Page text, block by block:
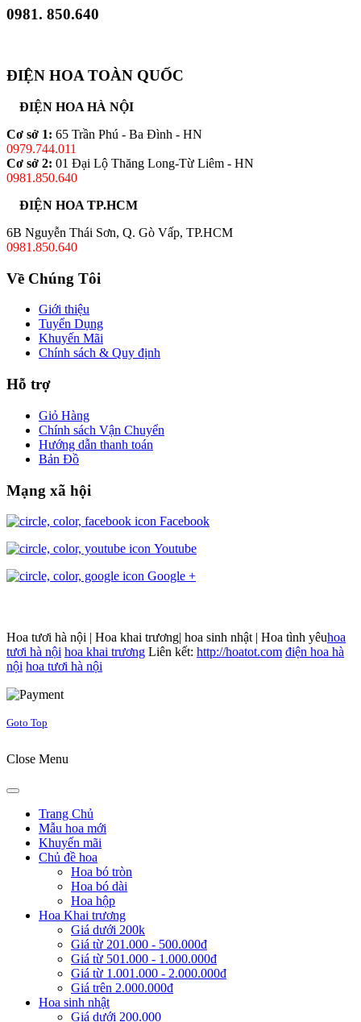
0981. 850.640
ĐIỆN HOA TOÀN QUỐC
ĐIỆN HOA HÀ NỘI
Cơ sở 1: 65 Trần Phú - Ba Đình - HN
0979.744.011
Cơ sở 2: 01 Đại Lộ Thăng Long-Từ Liêm - HN
0981.850.640
ĐIỆN HOA TP.HCM
6B Nguyễn Thái Sơn, Q. Gò Vấp, TP.HCM
0981.850.640
Về Chúng Tôi
Giới thiệu
Tuyển Dụng
Khuyến Mãi
Chính sách & Quy định
Hỗ trợ
Giỏ Hàng
Chính sách Vận Chuyển
Hướng dẫn thanh toán
Bản Đồ
Mạng xã hội
Facebook
Youtube
Google +
Hoa tươi hà nội | Hoa khai trương| hoa sinh nhật | Hoa tình yêuhoa
tươi hà nội hoa khai trương Liên kết: http://hoatot.com điện hoa hà
nội hoa tươi hà nội
Goto Top
Close Menu
Trang Chủ
Mẫu hoa mới
Khuyến mãi
Chủ đề hoa
Hoa bó tròn
Hoa bó dài
Hoa hộp
Hoa Khai trương
Giá dưới 200k
Giá từ 201.000 - 500.000đ
Giá từ 501.000 - 1.000.000đ
Giá từ 1.001.000 - 2.000.000đ
Giá trên 2.000.000đ
Hoa sinh nhật
Giá dưới 200.000